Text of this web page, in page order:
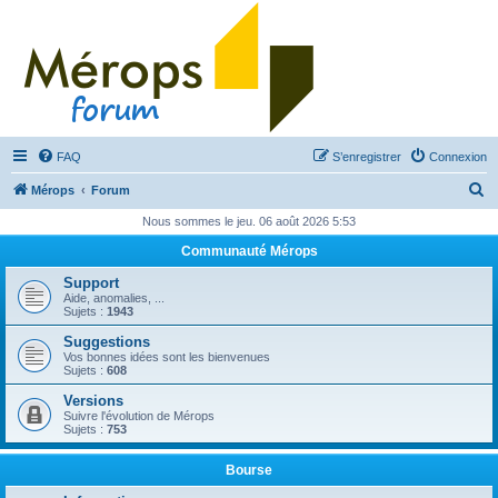
FAQ Connexion
S’enregistrer
Mérops Forum
h
r
Nous sommes le jeu. 06 août 2026 5:53
Communauté Mérops
Support
Aide, anomalies, ...
Sujets : 1943
Suggestions
Vos bonnes idées sont les bienvenues
Sujets : 608
Versions
Suivre l'évolution de Mérops
Sujets : 753
Bourse